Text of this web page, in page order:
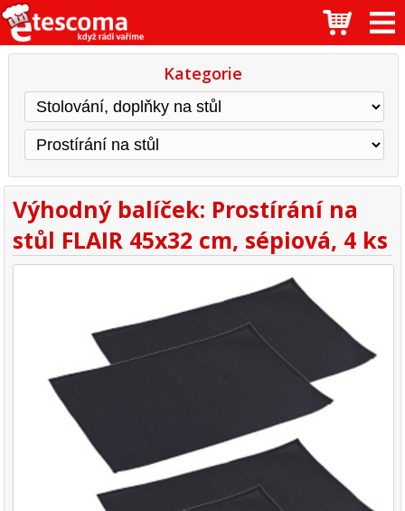
Kategorie
Výhodný balíček: Prostírání na
stůl FLAIR 45x32 cm, sépiová, 4 ks